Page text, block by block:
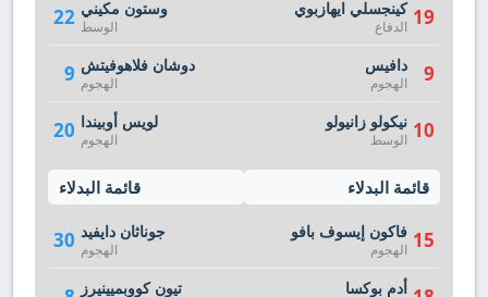
22 وستون مكيني
الوسط
9 دوشان فلاهوفيتش
الهجوم
20 لويس أوبيندا
الهجوم
قائمة البدلاء
30 جوناثان دايفيد
الهجوم
تيون كووبميينيرز
19 كينجسلي ايهازبوي
الدفاع
9 دافيس
الهجوم
10 نيكولو زانيولو
الوسط
قائمة البدلاء
15 فاكون إيسوف بافو
الهجوم
أدم بوكسا